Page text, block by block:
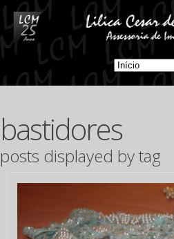
bastidores
posts displayed by tag